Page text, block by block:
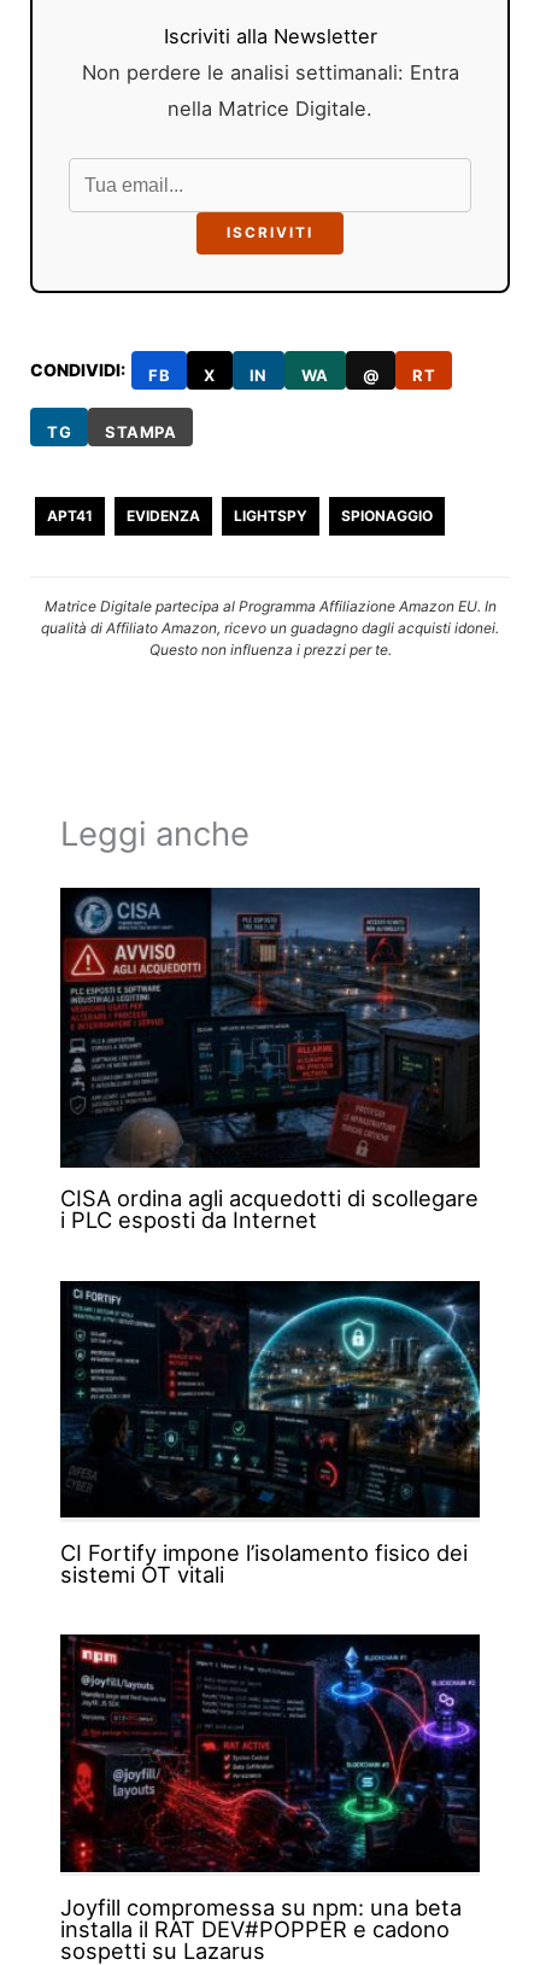
Iscriviti alla Newsletter
Non perdere le analisi settimanali: Entra
nella Matrice Digitale.
ISCRIVITI
CONDIVIDI: FB X IN WA @ RT
TG STAMPA
APT41 EVIDENZA LIGHTSPY SPIONAGGIO
Matrice Digitale partecipa al Programma Affiliazione Amazon EU. In
qualità di Affiliato Amazon, ricevo un guadagno dagli acquisti idonei.
Questo non influenza i prezzi per te.
Leggi anche
CISA ordina agli acquedotti di scollegare
i PLC esposti da Internet
CI Fortify impone l’isolamento fisico dei
sistemi OT vitali
Joyfill compromessa su npm: una beta
installa il RAT DEV#POPPER e cadono
sospetti su Lazarus